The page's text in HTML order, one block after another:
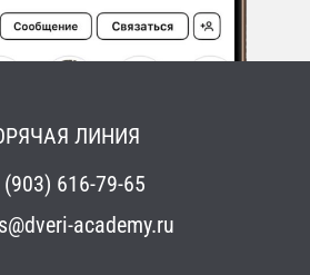
ЛИНИЯ
616-79-65
academy.ru